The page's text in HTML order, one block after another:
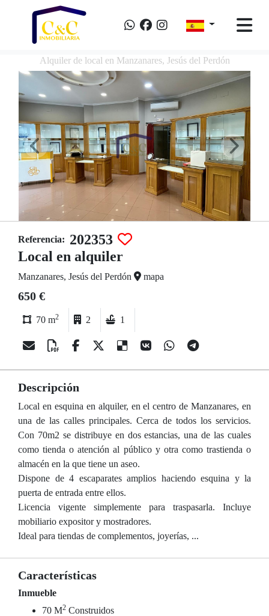
Alquiler de local en Manzanares, Jesús del Perdón
Referencia: 202353
Local en alquiler
Manzanares, Jesús del Perdón mapa
650 €
70 m2 2 1
Descripción
Local en esquina en alquiler, en el centro de Manzanares, en
una de las calles principales. Cerca de todos los servicios.
Con 70m2 se distribuye en dos estancias, una de las cuales
como tienda o atención al público y otra como trastienda o
almacén en la que tiene un aseo.
Dispone de 4 escaparates amplios haciendo esquina y la
puerta de entrada entre ellos.
Licencia vigente simplemente para traspasarla. Incluye
mobiliario expositor y mostradores.
Ideal para tiendas de complementos, joyerías, ...
Características
Inmueble
70 M2 Construidos